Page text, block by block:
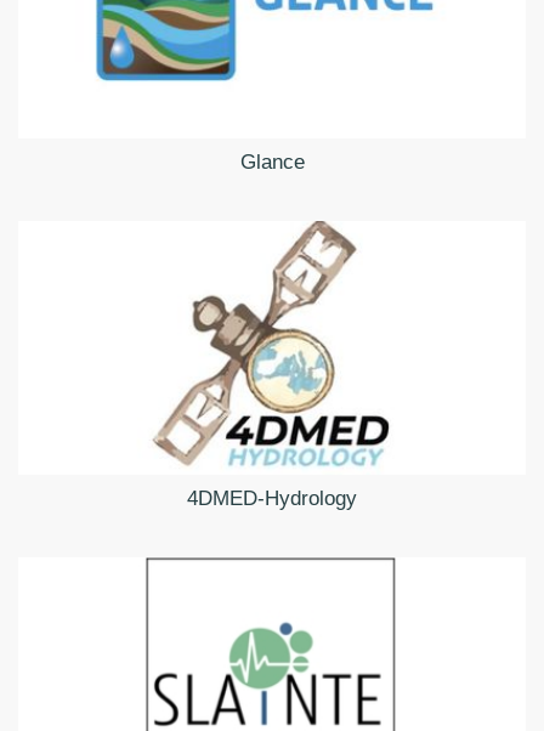
Glance
4DMED-Hydrology